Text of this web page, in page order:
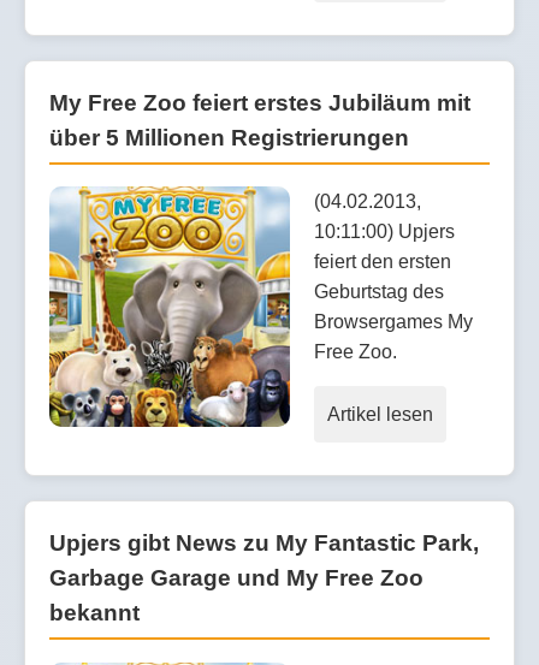
My Free Zoo feiert erstes Jubiläum mit
über 5 Millionen Registrierungen
(04.02.2013,
10:11:00) Upjers
feiert den ersten
Geburtstag des
Browsergames My
Free Zoo.
Artikel lesen
Upjers gibt News zu My Fantastic Park,
Garbage Garage und My Free Zoo
bekannt